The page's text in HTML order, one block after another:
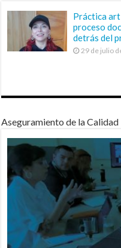
Práctica
proceso
detrás del
29 de julio
Aseguramiento de la Calidad